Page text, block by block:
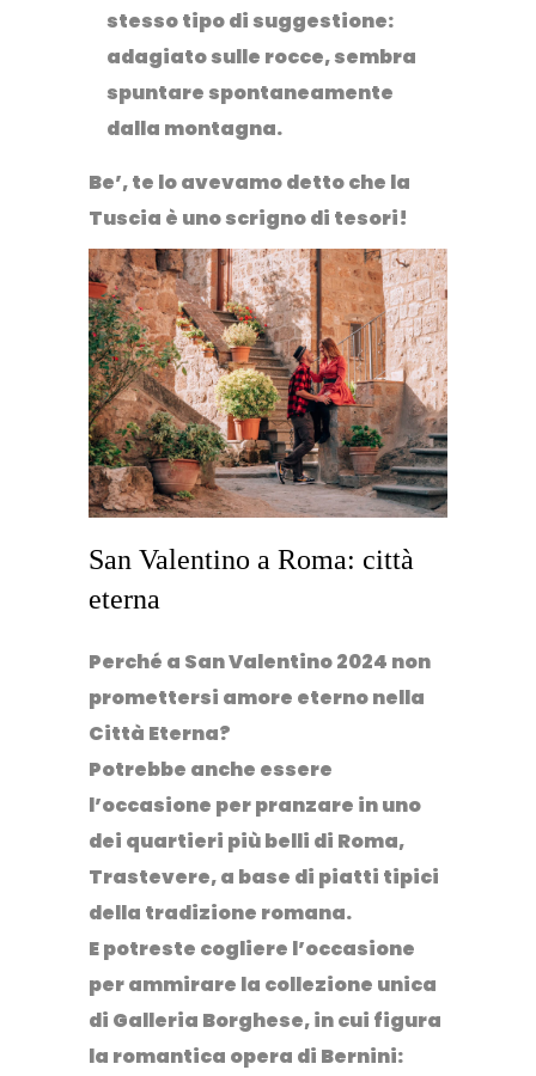
stesso tipo di suggestione:
adagiato sulle rocce, sembra
spuntare spontaneamente
dalla montagna.
Be’, te lo avevamo detto che la
Tuscia è uno scrigno di tesori!
San Valentino a Roma: città
eterna
Perché a San Valentino 2024 non
promettersi amore eterno nella
Città Eterna?
Potrebbe anche essere
l’occasione per pranzare in uno
dei quartieri più belli di Roma,
Trastevere, a base di piatti tipici
della tradizione romana.
E potreste cogliere l’occasione
per ammirare la collezione unica
di Galleria Borghese, in cui figura
la romantica opera di Bernini: